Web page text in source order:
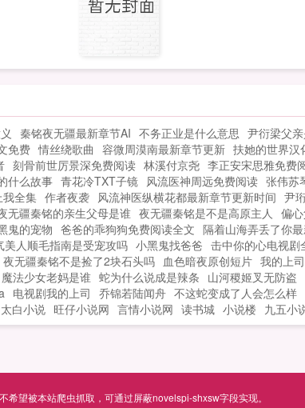
直勾勾地
把饭送给
他主动送
对方死
他，恶心
后离我远
。沈溪惊
惊呼他送
秦铭夜无疆最新章节AI 不务正业是什么意思 尹衍梁父
免费 情丝绕歌曲 容微周漠南最新章节更新 扶她的世界汉
刻骨前世厉景深免费阅读 林溪付京尧 李正安宋思雅免费
什么故事 青花冷TXT子镜 风流医神周远免费阅读 张伟苏
全集 作者夜袭 风流神医纵横花都最新章节更新时间 尹
无疆秦铭的亲生父母是谁 夜无疆秦铭是不是高原主人 偏
鬼的宠物 爸爸的乖狗狗免费阅读全文 隔着山海弄丢了你
美人顺毛指南是受宠攻吗 小黑鬼找爸爸 击中你的心电视剧
夜无疆秦铭不是捡了2块石头吗 血色暗夜原创短片 我的上
魔法少女老妈是谁 蛇为什么说成是辣条 山河稷姬叉无防盗
电视剧我的上司 乔锦若陆闻舟 不这蛇变成了人会怎么样
太白小说 旺仔小说网 言情小说网 读书城 小说楼 九五小
望被本站爬虫抓取，可通过屏蔽novelspi-shxsw字段实现。